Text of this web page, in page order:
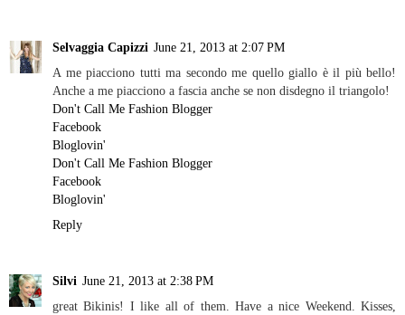
Selvaggia Capizzi June 21, 2013 at 2:07 PM
A me piacciono tutti ma secondo me quello giallo è il più bello!
Anche a me piacciono a fascia anche se non disdegno il triangolo!
Don't Call Me Fashion Blogger
Facebook
Bloglovin'
Don't Call Me Fashion Blogger
Facebook
Bloglovin'
Reply
Silvi June 21, 2013 at 2:38 PM
great Bikinis! I like all of them. Have a nice Weekend. Kisses,